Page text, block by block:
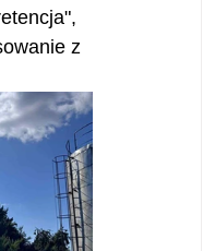
z